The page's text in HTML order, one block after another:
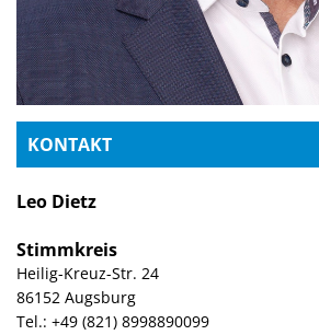
KONTAKT
Leo Dietz
Stimmkreis
Heilig-Kreuz-Str. 24
86152 Augsburg
Tel.: +49 (821) 8998890099